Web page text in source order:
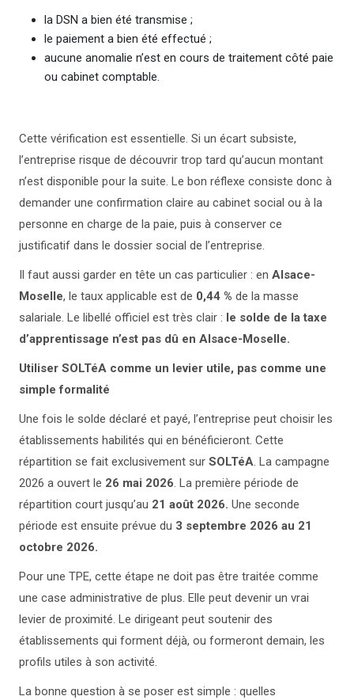
la DSN a bien été transmise ;
le paiement a bien été effectué ;
aucune anomalie n’est en cours de traitement côté paie
ou cabinet comptable.
Cette vérification est essentielle. Si un écart subsiste,
l’entreprise risque de découvrir trop tard qu’aucun montant
n’est disponible pour la suite. Le bon réflexe consiste donc à
demander une confirmation claire au cabinet social ou à la
personne en charge de la paie, puis à conserver ce
justificatif dans le dossier social de l’entreprise.
Il faut aussi garder en tête un cas particulier : en Alsace-
Moselle, le taux applicable est de 0,44 % de la masse
salariale. Le libellé officiel est très clair : le solde de la taxe
d’apprentissage n’est pas dû en Alsace-Moselle.
Utiliser SOLTéA comme un levier utile, pas comme une
simple formalité
Une fois le solde déclaré et payé, l’entreprise peut choisir les
établissements habilités qui en bénéficieront. Cette
répartition se fait exclusivement sur SOLTéA. La campagne
2026 a ouvert le 26 mai 2026. La première période de
répartition court jusqu’au 21 août 2026. Une seconde
période est ensuite prévue du 3 septembre 2026 au 21
octobre 2026.
Pour une TPE, cette étape ne doit pas être traitée comme
une case administrative de plus. Elle peut devenir un vrai
levier de proximité. Le dirigeant peut soutenir des
établissements qui forment déjà, ou formeront demain, les
profils utiles à son activité.
La bonne question à se poser est simple : quelles